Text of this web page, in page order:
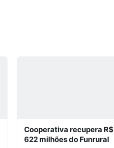
Cooperativa recupera R$
622 milhões do Funrural